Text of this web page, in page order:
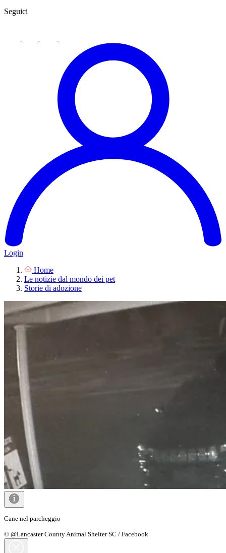
Seguici
Login
Home
Le notizie dal mondo dei pet
Storie di adozione
Cane nel parcheggio
© @Lancaster County Animal Shelter SC / Facebook